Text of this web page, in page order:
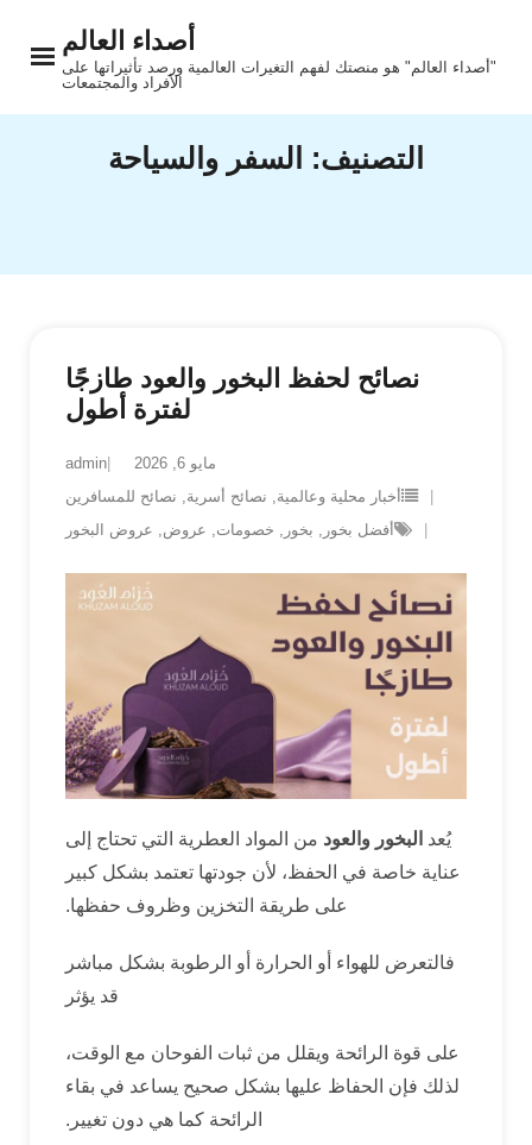
أصداء العالم
"أصداء العالم" هو منصتك لفهم التغيرات العالمية ورصد تأثيراتها على
الأفراد والمجتمعات
التصنيف: السفر والسياحة
نصائح لحفظ البخور والعود طازجًا
لفترة أطول
مايو 6, 2026
admin
أخبار محلية وعالمية, نصائح أسرية, نصائح للمسافرين
أفضل بخور , بخور , خصومات, عروض, عروض البخور
يُعد البخور والعود من المواد العطرية التي تحتاج إلى
عناية خاصة في الحفظ، لأن جودتها تعتمد بشكل كبير
على طريقة التخزين وظروف حفظها.
فالتعرض للهواء أو الحرارة أو الرطوبة بشكل مباشر
قد يؤثر
على قوة الرائحة ويقلل من ثبات الفوحان مع الوقت،
لذلك فإن الحفاظ عليها بشكل صحيح يساعد في بقاء
الرائحة كما هي دون تغيير.